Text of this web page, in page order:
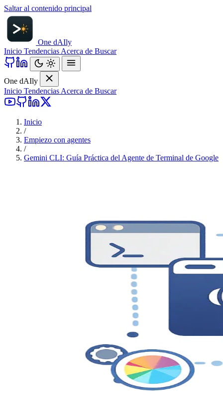
Saltar al contenido principal
One dAIly
Inicio Tendencias Acerca de Buscar
One dAIly
Inicio Tendencias Acerca de Buscar
Inicio
/
Empiezo con agentes
/
Gemini CLI: Guía Práctica del Agente de Terminal de Google